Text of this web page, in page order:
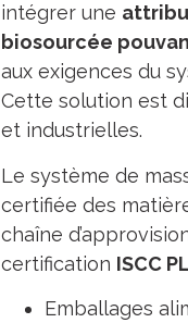
intégrer une
biosourcée
aux exigences du
Cette solution est
et industrielles.
Le système de
certifiée des
chaîne
certification ISCC
Emballages